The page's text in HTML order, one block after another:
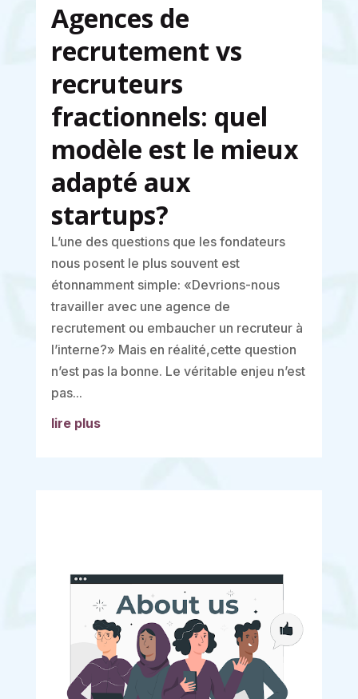
Agences de
recrutement vs
recruteurs
fractionnels: quel
modèle est le mieux
adapté aux
startups?
L’une des questions que les fondateurs
nous posent le plus souvent est
étonnamment simple: «Devrions-nous
travailler avec une agence de
recrutement ou embaucher un recruteur à
l’interne?» Mais en réalité,cette question
n’est pas la bonne. Le véritable enjeu n’est
pas...
lire plus